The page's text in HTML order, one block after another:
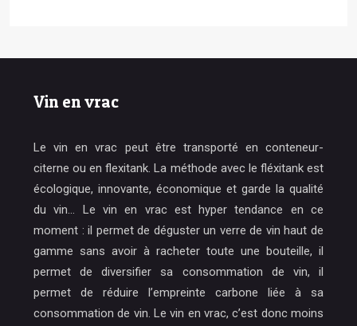
Vin en vrac
Le vin en vrac peut être transporté en conteneur-
citerne ou en flexitank. La méthode avec le fléxitank est
écologique, innovante, économique et garde la qualité
du vin… Le vin en vrac est hyper tendance en ce
moment : il permet de déguster un verre de vin haut de
gamme sans avoir à racheter toute une bouteille, il
permet de diversifier sa consommation de vin, il
permet de réduire l’empreinte carbone liée à sa
consommation de vin. Le vin en vrac, c’est donc moins